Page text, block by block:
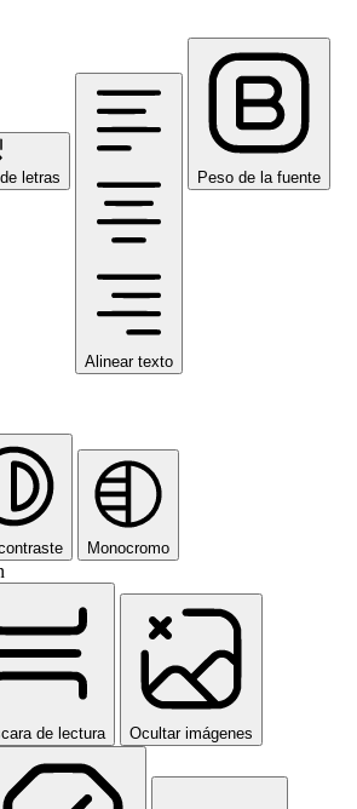
letras
Alinear texto
Peso de la fuente
Monocromo
de lectura Ocultar imágenes